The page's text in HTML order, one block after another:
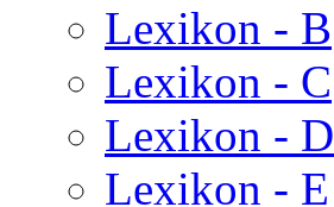
Lexikon - B
Lexikon - C
Lexikon - D
Lexikon - E